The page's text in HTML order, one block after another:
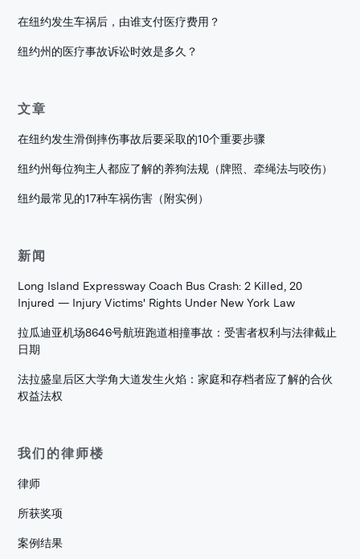
在纽约发生车祸后，由谁支付医疗费用？
纽约州的医疗事故诉讼时效是多久？
文章
在纽约发生滑倒摔伤事故后要采取的10个重要步骤
纽约州每位狗主人都应了解的养狗法规（牌照、牵绳法与咬伤）
纽约最常见的17种车祸伤害（附实例）
新闻
Long Island Expressway Coach Bus Crash: 2 Killed, 20
Injured — Injury Victims' Rights Under New York Law
拉瓜迪亚机场8646号航班跑道相撞事故：受害者权利与法律截止
日期
法拉盛皇后区大学角大道发生火焰：家庭和存档者应了解的合伙
权益法权
我们的律师楼
律师
所获奖项
案例结果